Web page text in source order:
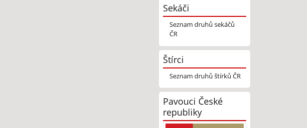
Sekáči
Seznam druhů sekáčů
ČR
Štírci
Seznam druhů štírků ČR
Pavouci České
republiky